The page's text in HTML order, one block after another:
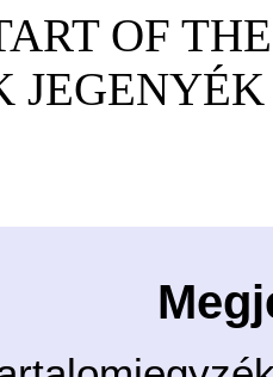
OF